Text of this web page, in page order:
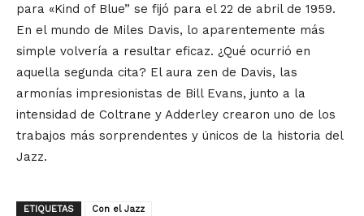
para «Kind of Blue” se fijó para el 22 de abril de 1959.
En el mundo de Miles Davis, lo aparentemente más
simple volvería a resultar eficaz. ¿Qué ocurrió en
aquella segunda cita? El aura zen de Davis, las
armonías impresionistas de Bill Evans, junto a la
intensidad de Coltrane y Adderley crearon uno de los
trabajos más sorprendentes y únicos de la historia del
Jazz.
ETIQUETAS Con el Jazz